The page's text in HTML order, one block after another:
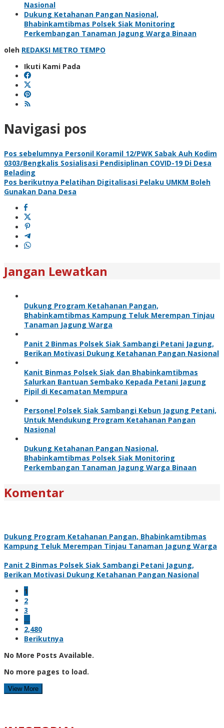
Nasional
Dukung Ketahanan Pangan Nasional,
Bhabinkamtibmas Polsek Siak Monitoring
Perkembangan Tanaman Jagung Warga Binaan
oleh REDAKSI METRO TEMPO
Ikuti Kami Pada
Navigasi pos
Pos sebelumnya Personil Koramil 12/PWK Sabak Auh Kodim
0303/Bengkalis Sosialisasi Pendisiplinan COVID-19 Di Desa
Belading
Pos berikutnya Pelatihan Digitalisasi Pelaku UMKM Boleh
Gunakan Dana Desa
Jangan Lewatkan
Dukung Program Ketahanan Pangan,
Bhabinkamtibmas Kampung Teluk Merempan Tinjau
Tanaman Jagung Warga
Panit 2 Binmas Polsek Siak Sambangi Petani Jagung,
Berikan Motivasi Dukung Ketahanan Pangan Nasional
Kanit Binmas Polsek Siak dan Bhabinkamtibmas
Salurkan Bantuan Sembako Kepada Petani Jagung
Pipil di Kecamatan Mempura
Personel Polsek Siak Sambangi Kebun Jagung Petani,
Untuk Mendukung Program Ketahanan Pangan
Nasional
Dukung Ketahanan Pangan Nasional,
Bhabinkamtibmas Polsek Siak Monitoring
Perkembangan Tanaman Jagung Warga Binaan
Komentar
Dukung Program Ketahanan Pangan, Bhabinkamtibmas
Kampung Teluk Merempan Tinjau Tanaman Jagung Warga
Panit 2 Binmas Polsek Siak Sambangi Petani Jagung,
Berikan Motivasi Dukung Ketahanan Pangan Nasional
1
2
3
…
2,480
Berikutnya
No More Posts Available.
No more pages to load.
View More